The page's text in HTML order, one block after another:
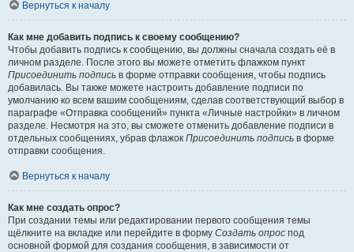
Вернуться к началу
Как мне добавить подпись к своему сообщению?
Чтобы добавить подпись к сообщению, вы должны сначала создать её в
личном разделе. После этого вы можете отметить флажком пункт
Присоединить подпись в форме отправки сообщения, чтобы подпись
добавилась. Вы также можете настроить добавление подписи по
умолчанию ко всем вашим сообщениям, сделав соответствующий выбор в
параграфе «Отправка сообщений» пункта «Личные настройки» в личном
разделе. Несмотря на это, вы сможете отменить добавление подписи в
отдельных сообщениях, убрав флажок Присоединить подпись в форме
отправки сообщения.
Вернуться к началу
Как мне создать опрос?
При создании темы или редактировании первого сообщения темы
щёлкните на вкладке или перейдите в форму Создать опрос под
основной формой для создания сообщения, в зависимости от